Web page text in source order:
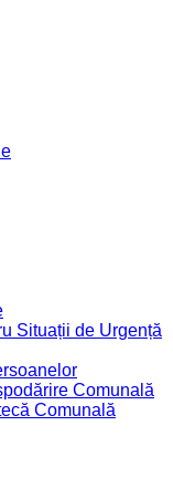
Situații de Urgență
Comunală
Comunală